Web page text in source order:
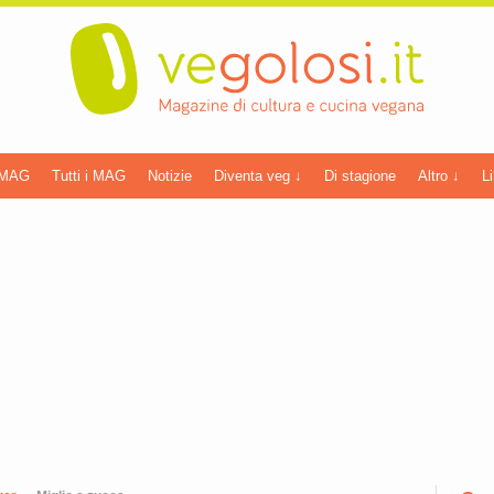
Tutti i MAG Notizie Diventa veg ↓ Di stagione Altro ↓